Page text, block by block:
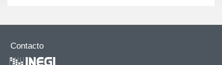
Contacto